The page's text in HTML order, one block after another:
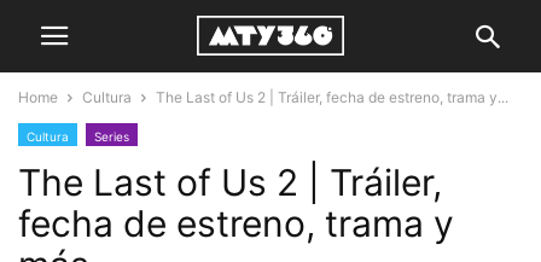
Home Cultura The Last of Us 2 | Tráiler, fecha de estreno, trama y...
Cultura Series
The Last of Us 2 | Tráiler,
fecha de estreno, trama y